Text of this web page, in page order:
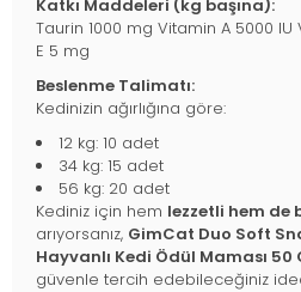
Katkı Maddeleri (kg başına):
Taurin 1000 mg Vitamin A 5000
E 5 mg
Beslenme Talimatı:
Kedinizin ağırlığına göre:
12 kg: 10 adet
34 kg: 15 adet
56 kg: 20 adet
Kediniz için hem lezzetli hem de
arıyorsanız, GimCat Duo Soft
Hayvanlı Kedi Ödül Maması 50
güvenle tercih edebileceğiniz